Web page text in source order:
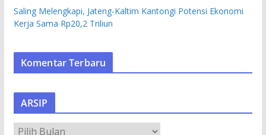
Saling Melengkapi, Jateng-Kaltim Kantongi Potensi Ekonomi
Kerja Sama Rp20,2 Triliun
Komentar Terbaru
ARSIP